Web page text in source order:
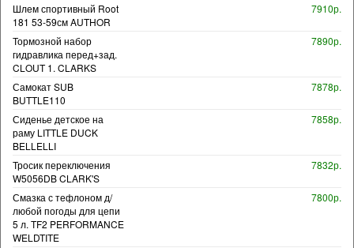
Шлем спортивный Root
181 53-59см AUTHOR
7910р.
Тормозной набор
гидравлика перед+зад.
CLOUT 1. CLARKS
7890р.
Самокат SUB
BUTTLE110
7878р.
Сиденье детское на
раму LITTLE DUCK
BELLELLI
7858р.
Тросик переключения
W5056DB CLARK'S
7832р.
Смазка с тефлоном д/
любой погоды для цепи
5 л. TF2 PERFORMANCE
WELDTITE
7800р.